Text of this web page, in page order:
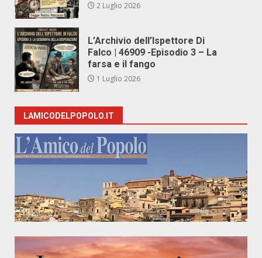
2 Luglio 2026
L’Archivio dell’Ispettore Di
Falco | 46909 -Episodio 3 – La
farsa e il fango
1 Luglio 2026
LAMICODELPOPOLO.IT